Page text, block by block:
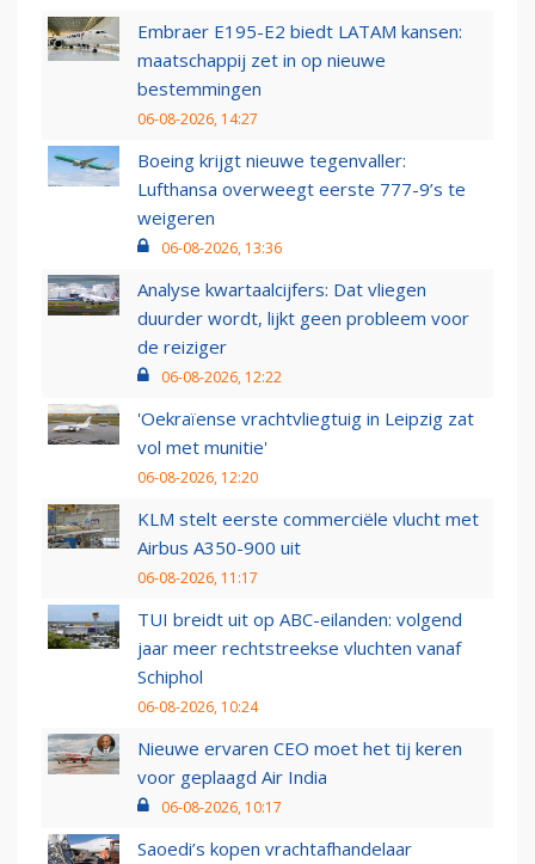
Embraer E195-E2 biedt LATAM kansen:
maatschappij zet in op nieuwe
bestemmingen
06-08-2026, 14:27
Boeing krijgt nieuwe tegenvaller:
Lufthansa overweegt eerste 777-9’s te
weigeren
06-08-2026, 13:36
Analyse kwartaalcijfers: Dat vliegen
duurder wordt, lijkt geen probleem voor
de reiziger
06-08-2026, 12:22
'Oekraïense vrachtvliegtuig in Leipzig zat
vol met munitie'
06-08-2026, 12:20
KLM stelt eerste commerciële vlucht met
Airbus A350-900 uit
06-08-2026, 11:17
TUI breidt uit op ABC-eilanden: volgend
jaar meer rechtstreekse vluchten vanaf
Schiphol
06-08-2026, 10:24
Nieuwe ervaren CEO moet het tij keren
voor geplaagd Air India
06-08-2026, 10:17
Saoedi’s kopen vrachtafhandelaar